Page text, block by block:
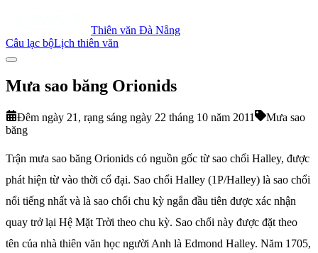
Thiên văn Đà Nẵng
Câu lạc bộLịch thiên văn
Mưa sao băng Orionids
Đêm ngày 21, rạng sáng ngày 22 tháng 10 năm 2011
Mưa sao
băng
Trận mưa sao băng Orionids có nguồn gốc từ sao chổi Halley, được
phát hiện từ vào thời cổ đại. Sao chổi Halley (1P/Halley) là sao chổi
nổi tiếng nhất và là sao chổi chu kỳ ngắn đầu tiên được xác nhận
quay trở lại Hệ Mặt Trời theo chu kỳ. Sao chổi này được đặt theo
tên của nhà thiên văn học người Anh là Edmond Halley. Năm 1705,